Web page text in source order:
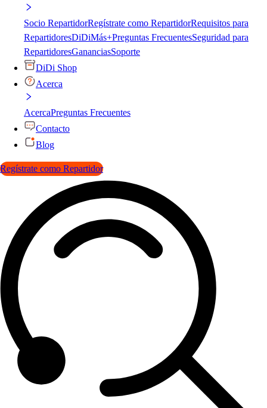
Socio RepartidorRegístrate como RepartidorRequisitos para
RepartidoresDiDiMás+Preguntas FrecuentesSeguridad para
RepartidoresGananciasSoporte
DiDi Shop
Acerca
AcercaPreguntas Frecuentes
Contacto
Blog
Regístrate como Repartidor